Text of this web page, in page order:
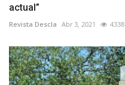
actual”
Revista Descla Abr 3, 2021 4338